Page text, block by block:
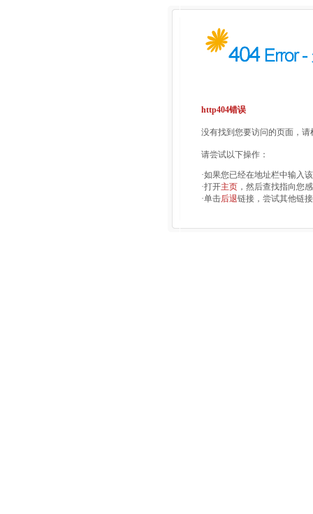
http404错误
没有找到您要访问的页面，
请尝试以下操作：
·如果您已经在地址栏中输入
·打开主页 ，然后查找指向您
·单击后退链接，尝试其他链